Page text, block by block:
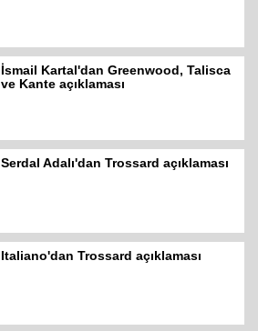
İsmail Kartal'dan Greenwood, Talisca
ve Kante açıklaması
Serdal Adalı'dan Trossard açıklaması
Italiano'dan Trossard açıklaması